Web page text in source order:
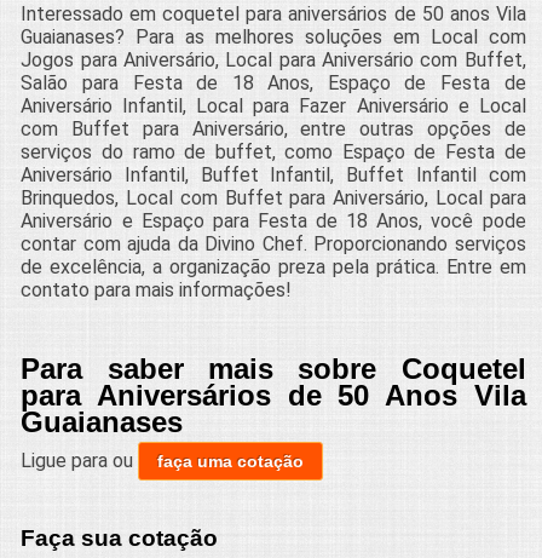
Interessado em coquetel para aniversários de 50 anos Vila
Guaianases? Para as melhores soluções em Local com
Jogos para Aniversário, Local para Aniversário com Buffet,
Salão para Festa de 18 Anos, Espaço de Festa de
Aniversário Infantil, Local para Fazer Aniversário e Local
com Buffet para Aniversário, entre outras opções de
serviços do ramo de buffet, como Espaço de Festa de
Aniversário Infantil, Buffet Infantil, Buffet Infantil com
Brinquedos, Local com Buffet para Aniversário, Local para
Aniversário e Espaço para Festa de 18 Anos, você pode
contar com ajuda da Divino Chef. Proporcionando serviços
de excelência, a organização preza pela prática. Entre em
contato para mais informações!
Para saber mais sobre Coquetel
para Aniversários de 50 Anos Vila
Guaianases
Ligue paraou faça uma cotação
Faça sua cotação